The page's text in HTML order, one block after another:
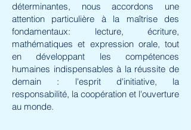
déterminantes, nous accordons une
attention particulière à la maîtrise des
fondamentaux: lecture, écriture,
mathématiques et expression orale, tout
en développant les compétences
humaines indispensables à la réussite de
demain : l'esprit d'initiative, la
responsabilité, la coopération et l'ouverture
au monde.